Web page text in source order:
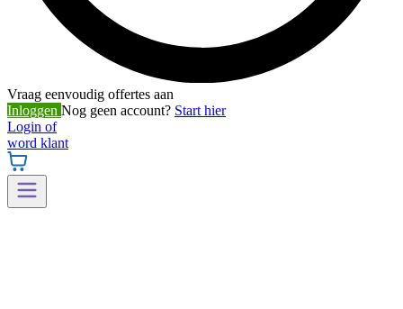
Vraag eenvoudig offertes aan
Inloggen Nog geen account? Start hier
Login of
word klant